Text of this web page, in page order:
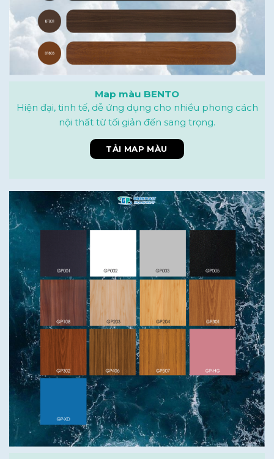
Map màu BENTO
Hiện đại, tinh tế, dễ ứng dụng cho nhiều phong cách
nội thất từ tối giản đến sang trọng.
TẢI MAP MÀU